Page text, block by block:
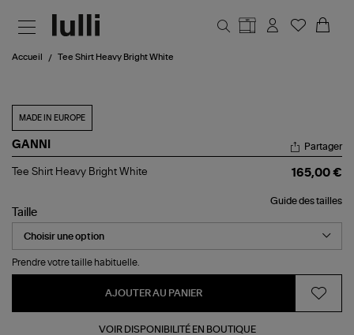
Accueil Tee Shirt Heavy Bright White
MADE IN EUROPE
GANNI
Tee
Bright
White
Partager
Tee Shirt Heavy Bright White 165,00 €
Guide des tailles
Taille
Prendre votre taille habituelle.
AJOUTER AU PANIER
VOIR DISPONIBILITÉ EN BOUTIQUE